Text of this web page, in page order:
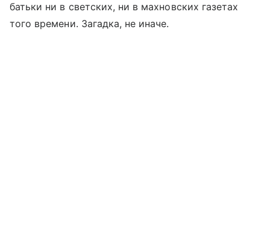
батьки ни в светских, ни в махновских газетах
того времени. Загадка, не иначе.